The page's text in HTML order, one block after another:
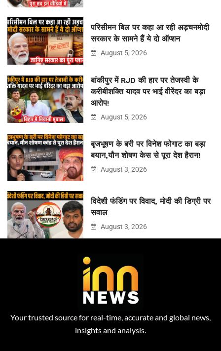
परिसीमन बिल पर कहा आ रही अड़चनमोदी
सरकार के सामने हैं ये दो ऑप्शन
August 5, 2026
बांकीपुर में RJD की हार पर तेजस्वी के
करीबीशक्ति यादव पर भाई वीरेंदर का बड़ा
आरोप!
August 5, 2026
बृजभूषण के बरी पर विनेश फोगाट का बड़ा
बयान,यौन शोषण केस से पूरा देश हैरान!
August 3, 2026
विदेशी फंडिंग पर विवाद, मोदी की डिग्री पर
सवाल
August 3, 2026
Your trusted source for real-time, accurate and global news,
insights and analysis.